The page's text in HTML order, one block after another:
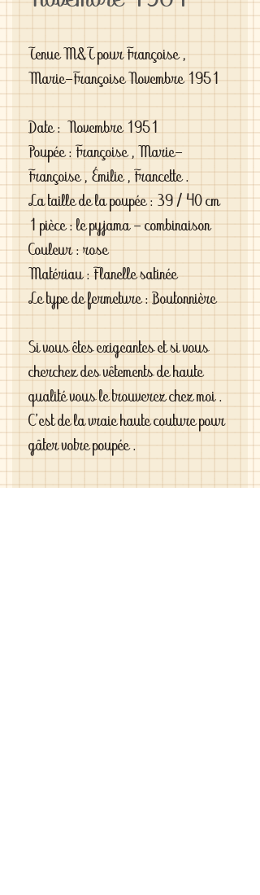
Tenue M&T pour Françoise ,
Marie-Françoise Novembre 1951
Date :  Novembre 1951
Poupée : Françoise , Marie-
Françoise , Émilie , Francette .
La taille de la poupée : 39 / 40 cm
1 pièce : le pyjama - combinaison
Couleur : rose
Matériau : Flanelle satinée
Le type de fermeture : Boutonnière
Si vous êtes exigeantes et si vous
cherchez des vêtements de haute
qualité vous le trouverez chez moi .
C'est de la vraie haute couture pour
gâter votre poupée .